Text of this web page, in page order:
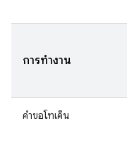
การทำงาน
คำขอโทเค็น